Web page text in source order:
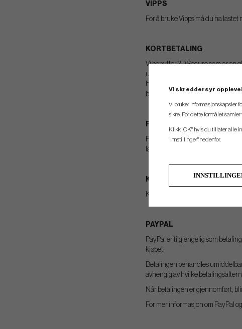
VIPPS
For å bruke Vipps må du ha
KORTBETALING
Vi benytter 3D Secure som er
uvedkommende kan få tak i dine
håndteres av Nets og krypteres
betaling med kort fyller du inn
FAKTURA
Fakturaen sendes til deg per e-
laveste beløpet du kan delbetale
KONTO
Kontooversikten sendes per e-
PAYPAL
PayPal er tilgjengelig som
kjøpet.
Betalingen behandles
avhengig av hvilke
Når betalingen er gjennomført,
For mer informasjon om PayPal
Vi skreddersyr
Vi bruker informasjonskapsler
sikre. For dette formålet
Klikk "OK" hvis du tillater alle
"Innstillinger" nedenfor.